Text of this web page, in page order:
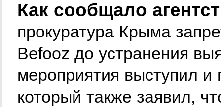
Как сообщало
прокуратура Крыма
Befooz до устранения
мероприятия выступил
который также заявил,